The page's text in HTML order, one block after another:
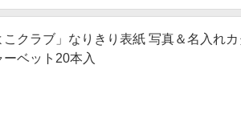
こクラブ」なりきり表紙 写真＆名入れ
ベット20本入